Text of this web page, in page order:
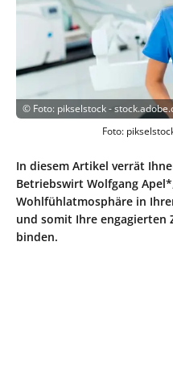
© Foto: pikselstock -
Foto:
In diesem Artikel verrät
Betriebswirt Wolfgang
Wohlfühlatmosphäre in
und somit Ihre engagierten
binden.